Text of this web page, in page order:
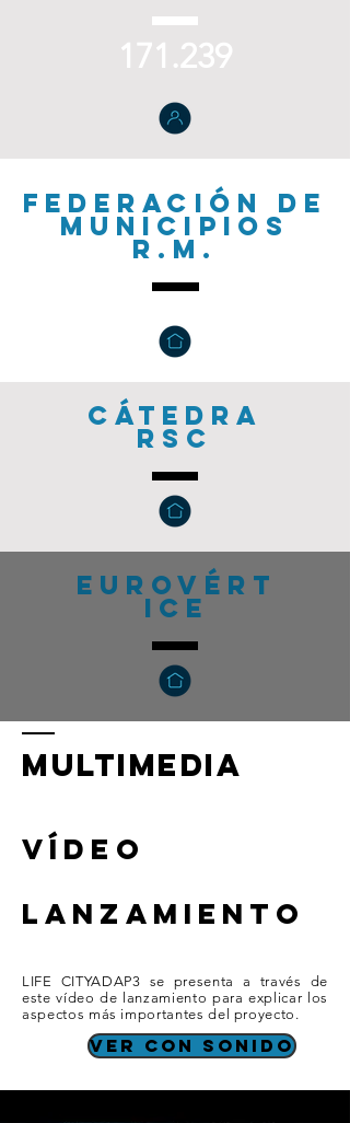
171.239
federación de
municipios
R.m.
cátedra
rsc
eurov ért
ice
multimedia
​VÍDEO
LANZAMIENTO
LIFE CITYADAP3 se presenta a través de
este vídeo de lanzamiento para explicar los
aspectos más importantes del proyecto.
ver con sonido